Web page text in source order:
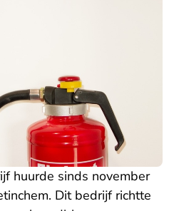
huurde sinds november
Dit bedrijf richtte